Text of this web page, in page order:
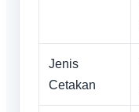
Jenis
Cetakan